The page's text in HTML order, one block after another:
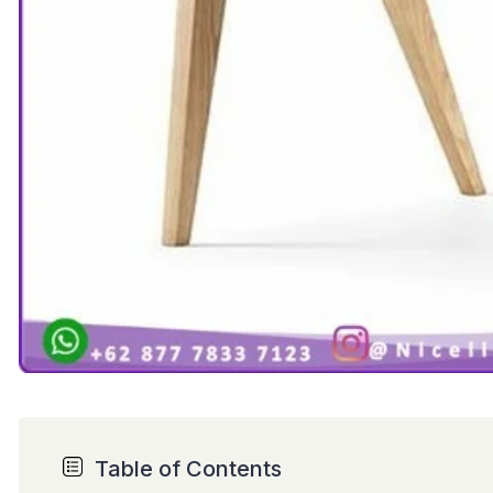
Table of Contents